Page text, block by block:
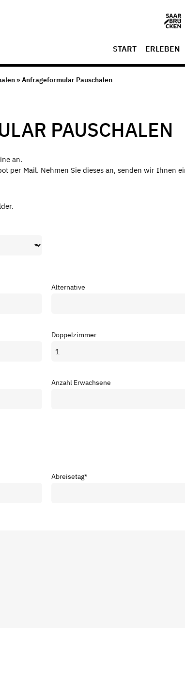
START ERLEBEN
» Anfrageformular Pauschalen
PAUSCHALEN
an.
per Mail. Nehmen Sie dieses an, senden wir Ihnen
Alternative
Doppelzimmer
Anzahl Erwachsene
Abreisetag*